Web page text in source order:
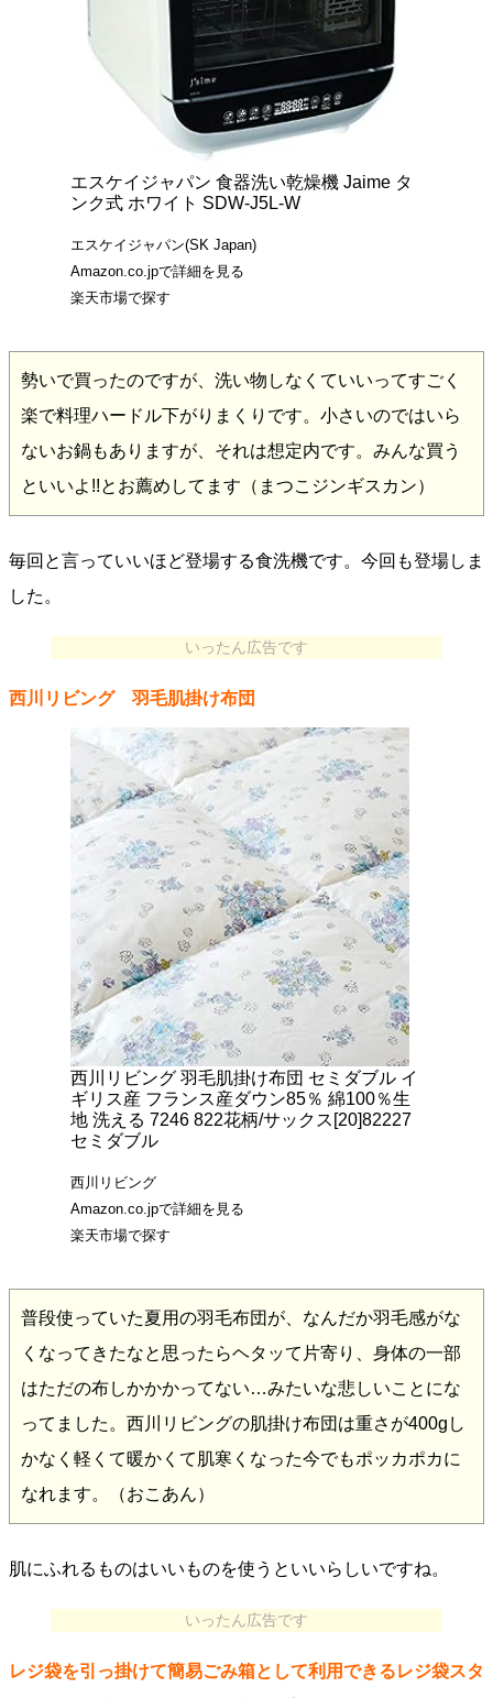
エスケイジャパン 食器洗い乾燥機 Jaime タ
ンク式 ホワイト SDW-J5L-W
エスケイジャパン(SK Japan)
Amazon.co.jpで詳細を見る
楽天市場で探す
勢いで買ったのですが、洗い物しなくていいってすごく
楽で料理ハードル下がりまくりです。小さいのではいら
ないお鍋もありますが、それは想定内です。みんな買う
といいよ!!とお薦めしてます（まつこジンギスカン）
毎回と言っていいほど登場する食洗機です。今回も登場しま
した。
いったん広告です
西川リビング 羽毛肌掛け布団
西川リビング 羽毛肌掛け布団 セミダブル イ
ギリス産 フランス産ダウン85％ 綿100％生
地 洗える 7246 822花柄/サックス[20]82227
セミダブル
西川リビング
Amazon.co.jpで詳細を見る
楽天市場で探す
普段使っていた夏用の羽毛布団が、なんだか羽毛感がな
くなってきたなと思ったらヘタッて片寄り、身体の一部
はただの布しかかかってない…みたいな悲しいことにな
ってました。西川リビングの肌掛け布団は重さが400gし
かなく軽くて暖かくて肌寒くなった今でもポッカポカに
なれます。（おこあん）
肌にふれるものはいいものを使うといいらしいですね。
いったん広告です
レジ袋を引っ掛けて簡易ごみ箱として利用できるレジ袋スタ